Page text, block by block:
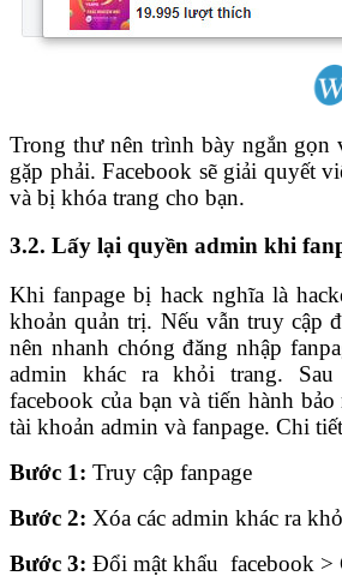
Trong thư nên trình bày ngắn gọn
gặp phải. Facebook sẽ giải quyết
và bị khóa trang cho bạn.
3.2. Lấy lại quyền admin khi
Khi fanpage bị hack nghĩa là
khoản quản trị. Nếu vẫn truy cập
nên nhanh chóng đăng nhập
admin khác ra khỏi trang.
facebook của bạn và tiến hành
tài khoản admin và fanpage. Chi
Bước 1: Truy cập fanpage
Bước 2: Xóa các admin khác ra
Bước 3: Đổi mật khẩu facebook >